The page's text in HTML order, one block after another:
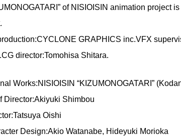
of NISIOISIN animation project
GRAPHICS inc.VFX
director:Tomohisa Shitara.
Works:NISIOISIN “KIZUMONOGATARI”
Director:Akiyuki Shimbou
Oishi
Design:Akio Watanabe, Hideyuki Morioka